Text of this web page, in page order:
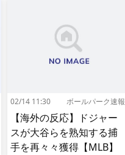
02/14 11:30 ボールパーク速報
【海外の反応】ドジャー
スが大谷らを熟知する捕
手を再々々獲得【MLB】